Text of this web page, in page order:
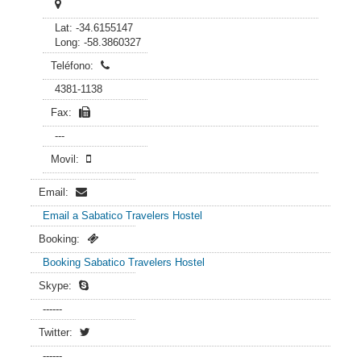
Lat: -34.6155147
Long: -58.3860327
Teléfono:
4381-1138
Fax:
---
Movil:
Email:
Email a Sabatico Travelers Hostel
Booking:
Booking Sabatico Travelers Hostel
Skype:
------
Twitter:
------